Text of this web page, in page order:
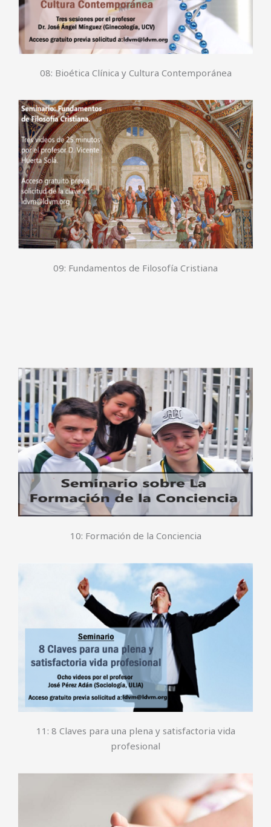
08: Bioética Clínica y Cultura Contemporánea
09: Fundamentos de Filosofía Cristiana
10: Formación de la Conciencia
11: 8 Claves para una plena y satisfactoria vida
profesional